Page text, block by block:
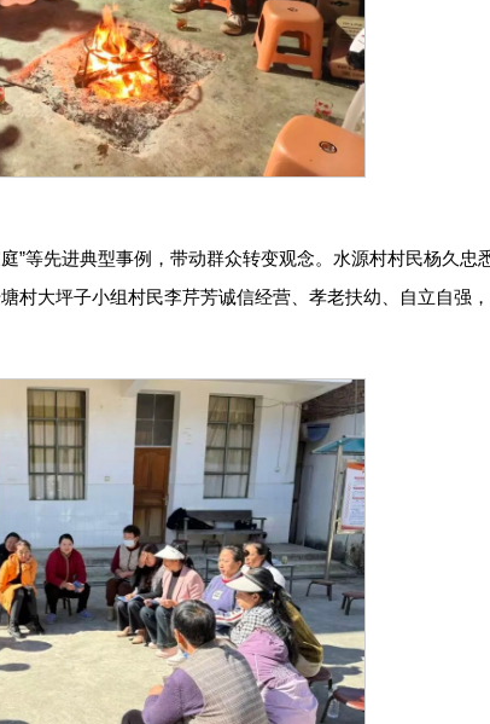
”等先进典型事例，带动群众转变观念。水源村村民杨久忠
村大坪子小组村民李芹芳诚信经营、孝老扶幼、自立自强